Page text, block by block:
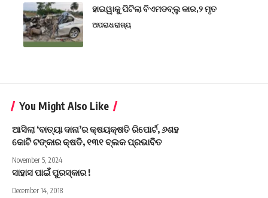
ହାଇୱାକୁ ପିଟିଲା ବିଏମଡବ୍ଲୁ କାର,୨ ମୃତ
ଅପରାଧରାଜ୍ୟ
You Might Also Like
ଆସିଲା ‘ବାତ୍ୟା ଦାନା’ର କ୍ଷୟକ୍ଷତି ରିପୋର୍ଟ, ୬ଶହ
କୋଟି ଟଙ୍କାର କ୍ଷତି, ୧୩୧ ବ୍ଲକ ପ୍ରଭାବିତ
November 5, 2024
ସାହାସ ପାଇଁ ପୁରସ୍କାର !
December 14, 2018